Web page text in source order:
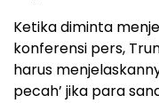
Ketika diminta
konferensi pers,
harus
pecah’ jika para